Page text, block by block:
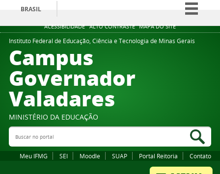
ACESSIBILIDADE ALTO CONTRASTE MAPA DO SITE
BRASIL
Simplifique!
Comunica BR
Instituto Federal de Educação, Ciência e Tecnologia de Minas Gerais
Campus
Governador
Valadares
MINISTÉRIO DA EDUCAÇÃO
Buscar no portal
Meu IFMG SEI Moodle SUAP Portal Reitoria Contato